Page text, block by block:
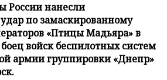
России нанесли
по замаскированному
«Птицы Мадьяра» в
войск беспилотных систем
армии группировки «Днепр»